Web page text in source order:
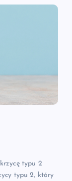
typu 2
typu 2, który